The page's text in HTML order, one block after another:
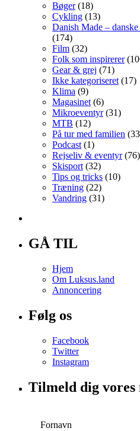
Bøger(18)
Cykling (13)
Danish Made –
(174)
Film (32)
Folk som inspirerer
Gear & grej (71)
Ikke kategoriseret (17)
Klima (9)
Magasinet (6)
Mikroeventyr(31)
MTB (12)
På tur med familien
Podcast (1)
Rejseliv & eventyr(76)
Skisport (32)
Tips og tricks (10)
Træning (22)
Vandring (31)
GÅ TIL
Hjem
Om Luksus.land
Annoncering
Følg os
Facebook
Twitter
Instagram
Tilmeld dig vores
Fornavn